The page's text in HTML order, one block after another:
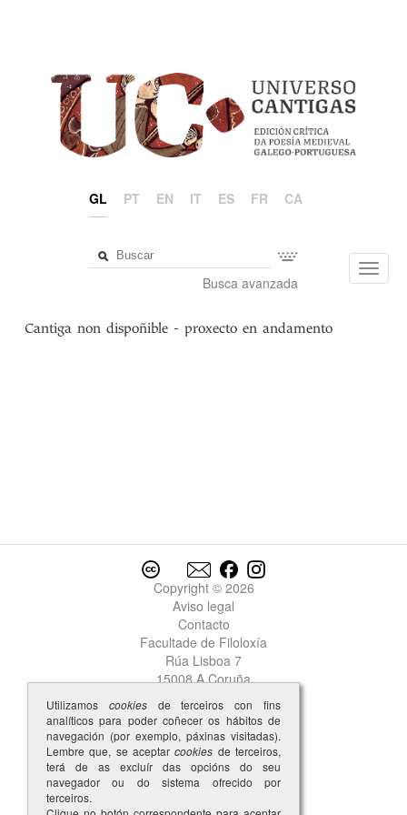
GL PT EN IT ES FR CA
Busca avanzada
Cantiga non dispoñible - proxecto en andamento
Copyright © 2026
Aviso legal
Contacto
Facultade de Filoloxía
Rúa Lisboa 7
15008 A Coruña
Utilizamos cookiesde terceiros con fins
analíticos para poder coñecer os hábitos de
navegación (por exemplo, páxinas visitadas).
Lembre que, se aceptarcookies de terceiros,
terá de as excluír das opcións do seu
navegador ou do sistema ofrecido por
terceiros.